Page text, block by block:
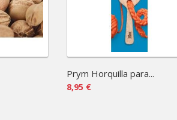
Prym Horquilla para...
8,95 €